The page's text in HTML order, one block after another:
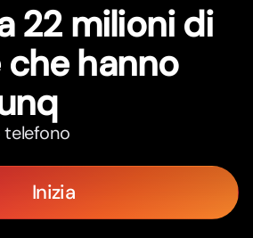
22 milioni di
hanno
telefono
Inizia